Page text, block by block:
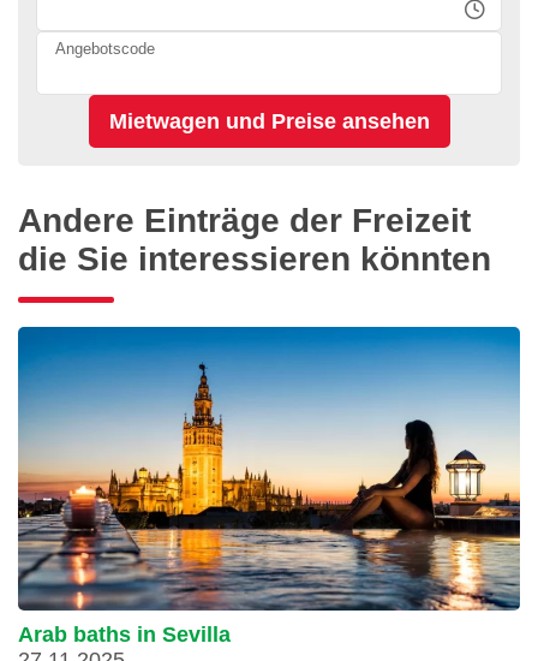
Angebotscode
Andere Einträge der Freizeit
die Sie interessieren könnten
Arab baths in Sevilla